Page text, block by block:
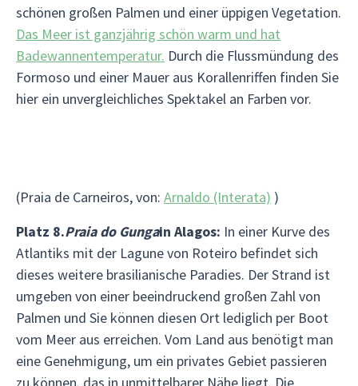
schönen großen Palmen und einer üppigen Vegetation.
Das Meer ist ganzjährig schön warm und hat
Badewannentemperatur. Durch die Flussmündung des
Formoso und einer Mauer aus Korallenriffen finden Sie
hier ein unvergleichliches Spektakel an Farben vor.
(Praia de Carneiros, von: Arnaldo (Interata) )
Platz 8.Praia do Gungain Alagos: In einer Kurve des
Atlantiks mit der Lagune von Roteiro befindet sich
dieses weitere brasilianische Paradies. Der Strand ist
umgeben von einer beeindruckend großen Zahl von
Palmen und Sie können diesen Ort lediglich per Boot
vom Meer aus erreichen. Vom Land aus benötigt man
eine Genehmigung, um ein privates Gebiet passieren